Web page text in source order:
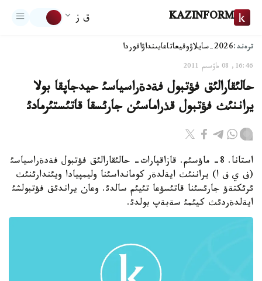
KAZINFORM ق ز
ترەند:2026-سايلاۋ وقيعاتاعايىنداۋاقوردا
16:46, 08 ماۋسىم 2011
حالئقارالئق فؤتبول فةدةراسياسئ حيدجاپقا بولا
يراننئث فؤتبول قذراماسئن جارئسقا قاتئستئرمادئ
استانا. 8- ماؤسئم. قازاقپارات- حالئقارالئق فؤتبول فةدةراسياسئ
(ف ي ف ا) يراننئث ايةلدةر كومانداسئنا وليمپيادا ويئندارئنئث
ئرئكتةؤ جارئسئنا قاتئسؤعا تئيئم سالدئ. وعان يراندئق فؤتبولشئ
ايةلدةردئث كيئمئ سةبةپ بولدئ.